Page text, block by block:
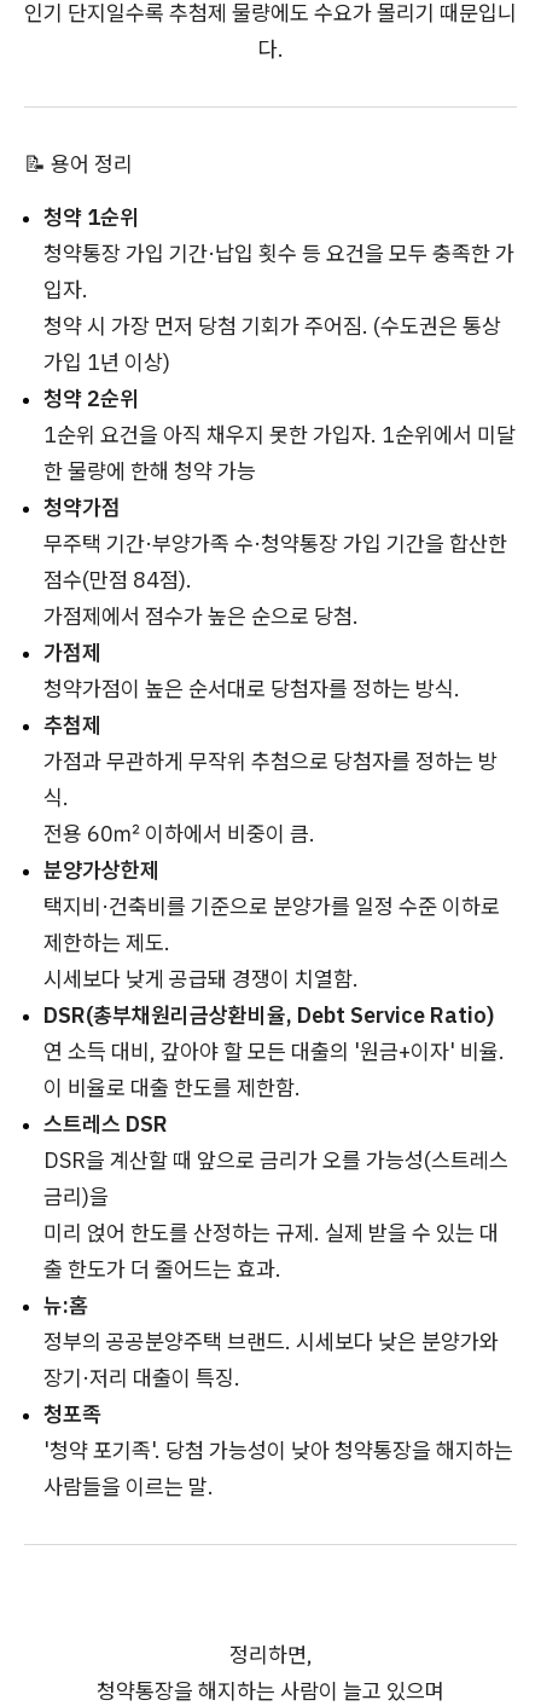
인기 단지일수록 추첨제 물량에도 수요가 몰리기 때문입니
다.
📝 용어 정리
청약 1순위
청약통장 가입 기간·납입 횟수 등 요건을 모두 충족한 가
입자.
청약 시 가장 먼저 당첨 기회가 주어짐. (수도권은 통상
가입 1년 이상)
청약 2순위
1순위 요건을 아직 채우지 못한 가입자. 1순위에서 미달
한 물량에 한해 청약 가능
청약가점
무주택 기간·부양가족 수·청약통장 가입 기간을 합산한
점수(만점 84점).
가점제에서 점수가 높은 순으로 당첨.
가점제
청약가점이 높은 순서대로 당첨자를 정하는 방식.
추첨제
가점과 무관하게 무작위 추첨으로 당첨자를 정하는 방
식.
전용 60㎡ 이하에서 비중이 큼.
분양가상한제
택지비·건축비를 기준으로 분양가를 일정 수준 이하로
제한하는 제도.
시세보다 낮게 공급돼 경쟁이 치열함.
DSR(총부채원리금상환비율, Debt Service Ratio)
연 소득 대비, 갚아야 할 모든 대출의 '원금+이자' 비율.
이 비율로 대출 한도를 제한함.
스트레스 DSR
DSR을 계산할 때 앞으로 금리가 오를 가능성(스트레스
금리)을
미리 얹어 한도를 산정하는 규제. 실제 받을 수 있는 대
출 한도가 더 줄어드는 효과.
뉴:홈
정부의 공공분양주택 브랜드. 시세보다 낮은 분양가와
장기·저리 대출이 특징.
청포족
'청약 포기족'. 당첨 가능성이 낮아 청약통장을 해지하는
사람들을 이르는 말.
정리하면,
청약통장을 해지하는 사람이 늘고 있으며